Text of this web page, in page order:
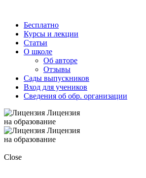
Бесплатно
Курсы и лекции
Статьи
О школе
Об авторе
Отзывы
Сады выпускников
Вход для учеников
Сведения об обр. организации
Лицензия
на образование
Лицензия
на образование
Close